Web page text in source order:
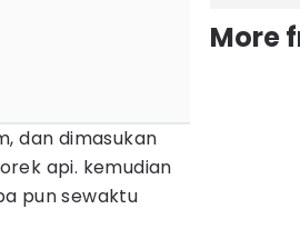
dan dimasukan
api. kemudian
pun sewaktu
More